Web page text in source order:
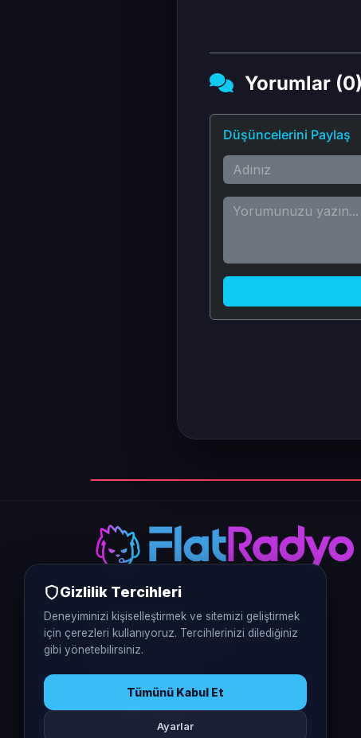
Yorumlar (0)
Düşüncelerini Paylaş
0312 226 5770
Vergi No: 9370401248
Gizlilik Tercihleri
Deneyiminizi kişiselleştirmek ve sitemizi geliştirmek
için çerezleri kullanıyoruz. Tercihlerinizi dilediğiniz
gibi yönetebilirsiniz.
Tümünü Kabul Et
Ayarlar